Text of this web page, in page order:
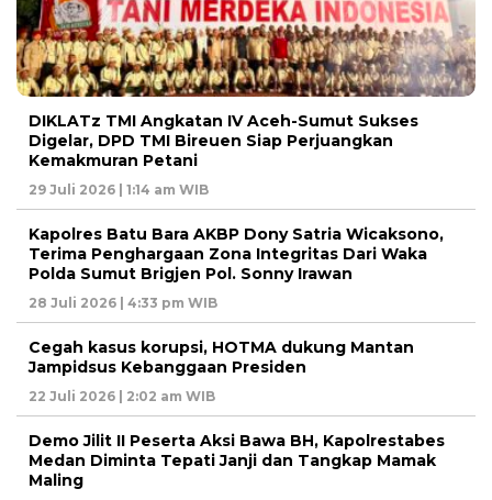
DIKLATz TMI Angkatan IV Aceh-Sumut Sukses
Digelar, DPD TMI Bireuen Siap Perjuangkan
Kemakmuran Petani
29 Juli 2026 | 1:14 am WIB
Kapolres Batu Bara AKBP Dony Satria Wicaksono,
Terima Penghargaan Zona Integritas Dari Waka
Polda Sumut Brigjen Pol. Sonny Irawan
28 Juli 2026 | 4:33 pm WIB
Cegah kasus korupsi, HOTMA dukung Mantan
Jampidsus Kebanggaan Presiden
22 Juli 2026 | 2:02 am WIB
Demo Jilit II Peserta Aksi Bawa BH, Kapolrestabes
Medan Diminta Tepati Janji dan Tangkap Mamak
Maling